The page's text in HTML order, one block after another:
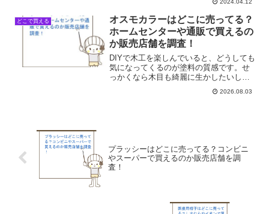
使用できます。ケルヒャーの製品はどこ
で売ってる？ホームセンターで買える？
そこで今回はケルヒャーの...
2024.04.12
どこで買える
オスモカラーはどこに売ってる？
ホームセンターや通販で買えるの
か販売店舗を調査！
DIYで木工を楽しんでいると、どうしても
気になってくるのが塗料の質感です。せ
っかくなら木目も綺麗に生かしたいし、
何より安全なものを使いたい。そんな時
によく耳にするのが「オスモカラー」で
2026.08.03
プラッシーはどこに売ってる？コンビニ
やスーパーで買えるのか販売店舗を調
査！